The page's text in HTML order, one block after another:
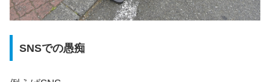
SNSでの愚痴